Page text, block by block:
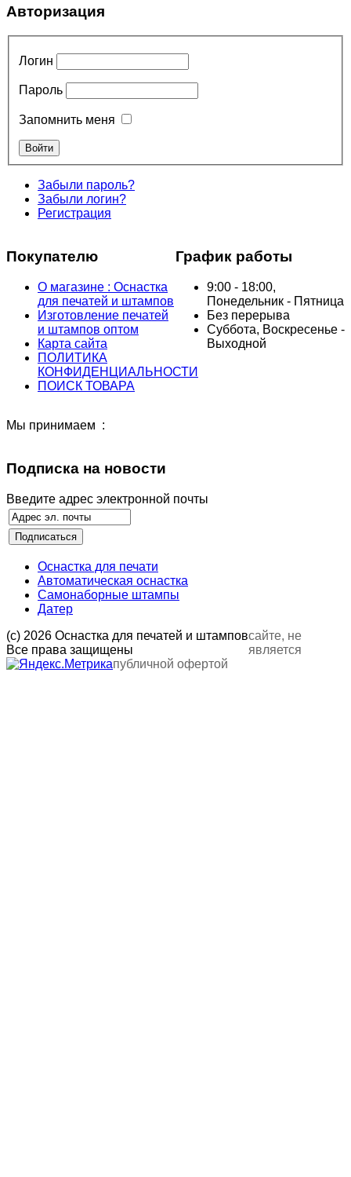
Авторизация
Логин
Пароль
Запомнить меня
Забыли пароль?
Забыли логин?
Регистрация
Покупателю
О магазине : Оснастка
для печатей и штампов
Изготовление печатей
и штампов оптом
Карта сайта
ПОЛИТИКА
КОНФИДЕНЦИАЛЬНОСТИ
ПОИСК ТОВАРА
График работы
9:00 - 18:00,
Понедельник - Пятница
Без перерыва
Суббота, Воскресенье -
Выходной
Мы принимаем :
Подписка на новости
Введите адрес электронной почты
Оснастка для печати
Автоматическая оснастка
Самонаборные штампы
Датер
(с) 2026 Оснастка для печатей и штампов
Все права защищены
сайте, не
является
публичной офертой